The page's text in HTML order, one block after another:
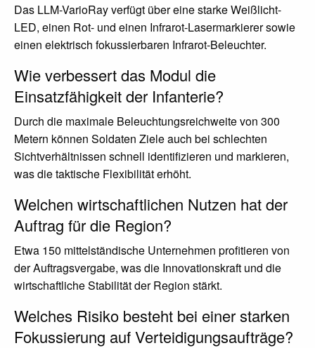
Das LLM-VarioRay verfügt über eine starke Weißlicht-
LED, einen Rot- und einen Infrarot-Lasermarkierer sowie
einen elektrisch fokussierbaren Infrarot-Beleuchter.
Wie verbessert das Modul die
Einsatzfähigkeit der Infanterie?
Durch die maximale Beleuchtungsreichweite von 300
Metern können Soldaten Ziele auch bei schlechten
Sichtverhältnissen schnell identifizieren und markieren,
was die taktische Flexibilität erhöht.
Welchen wirtschaftlichen Nutzen hat der
Auftrag für die Region?
Etwa 150 mittelständische Unternehmen profitieren von
der Auftragsvergabe, was die Innovationskraft und die
wirtschaftliche Stabilität der Region stärkt.
Welches Risiko besteht bei einer starken
Fokussierung auf Verteidigungsaufträge?